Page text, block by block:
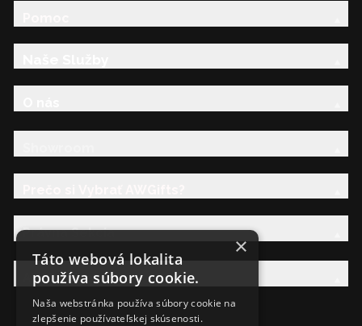
Právna Sekcia
AW Rodina
×
Táto webová lokalita
používa súbory cookie.
Naša webstránka používa súbory cookie na
zlepšenie používateľskej skúsenosti.